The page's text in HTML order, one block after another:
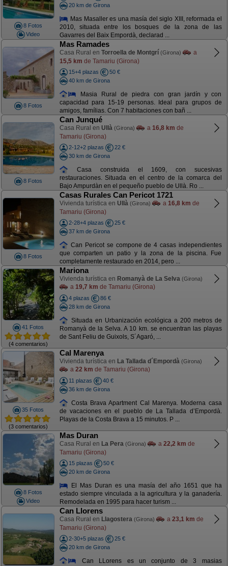
8 Fotos
Video
20 km de Girona
Mas Masaller es una masía del siglo XIII, reformada el
2010, situada entre los bosques de la zona de las
Gavarres del Baix Empordà, declarad ...
8 Fotos
Mas Ramades
Casa Rural en Torroella de Montgrí (Girona)
a
15,5 km de Tamariu (Girona)
15+4 plazas
50 €
40 km de Girona
Masia Rural de piedra con gran jardín y con
capacidad para 15-19 personas. Ideal para grupos de
amigos, famílias. Con 7 habitaciones con bañ ...
8 Fotos
Can Junqué
Casa Rural en Ullà (Girona) a 16,8 km de
Tamariu (Girona)
2-12+2 plazas
22 €
30 km de Girona
Casa construida el 1609, con sucesivas
restauraciones. Situada en el centro de la comarca del
Bajo Ampurdàn en el pequeño pueblo de Ullà. Ro ...
8 Fotos
Casas Rurales Can Pericot 1721
Vivienda turística en Ullà (Girona) a 16,8 km de
Tamariu (Girona)
2-28+4 plazas
25 €
37 km de Girona
Can Pericot se compone de 4 casas independientes
que comparten un patio y la zona de la piscina. Fue
completamente restaurado en 2014, pero ...
41 Fotos
(4 comentarios)
Mariona
Vivienda turística en Romanyà de La Selva (Girona)
a 19,7 km de Tamariu (Girona)
4 plazas
86 €
28 km de Girona
Situada en Urbanización ecológica a 200 metros de
Romanyà de la Selva. A 10 km. se encuentran las playas
de Sant Feliu de Guixols, S´Agaró, ...
35 Fotos
(3 comentarios)
Cal Marenya
Vivienda turística en La Tallada d´Empordà (Girona)
a 22 km de Tamariu (Girona)
11 plazas
40 €
36 km de Girona
Costa Brava Apartment Cal Marenya. Moderna casa
de vacaciones en el pueblo de La Tallada d’Empordà.
Playas de la Costa Brava a 15 minutos. P ...
8 Fotos
Video
Mas Duran
Casa Rural en La Pera (Girona) a 22,2 km de
Tamariu (Girona)
15 plazas
50 €
20 km de Girona
El Mas Duran es una masía del año 1651 que ha
estado siempre vinculada a la agricultura y la ganadería.
Remodelada en 1995 para hacer turism ...
Can Llorens
Casa Rural en Llagostera (Girona) a 23,1 km de
Tamariu (Girona)
2-30+5 plazas
25 €
20 km de Girona
Can LLorens es un conjunto de 3 masias